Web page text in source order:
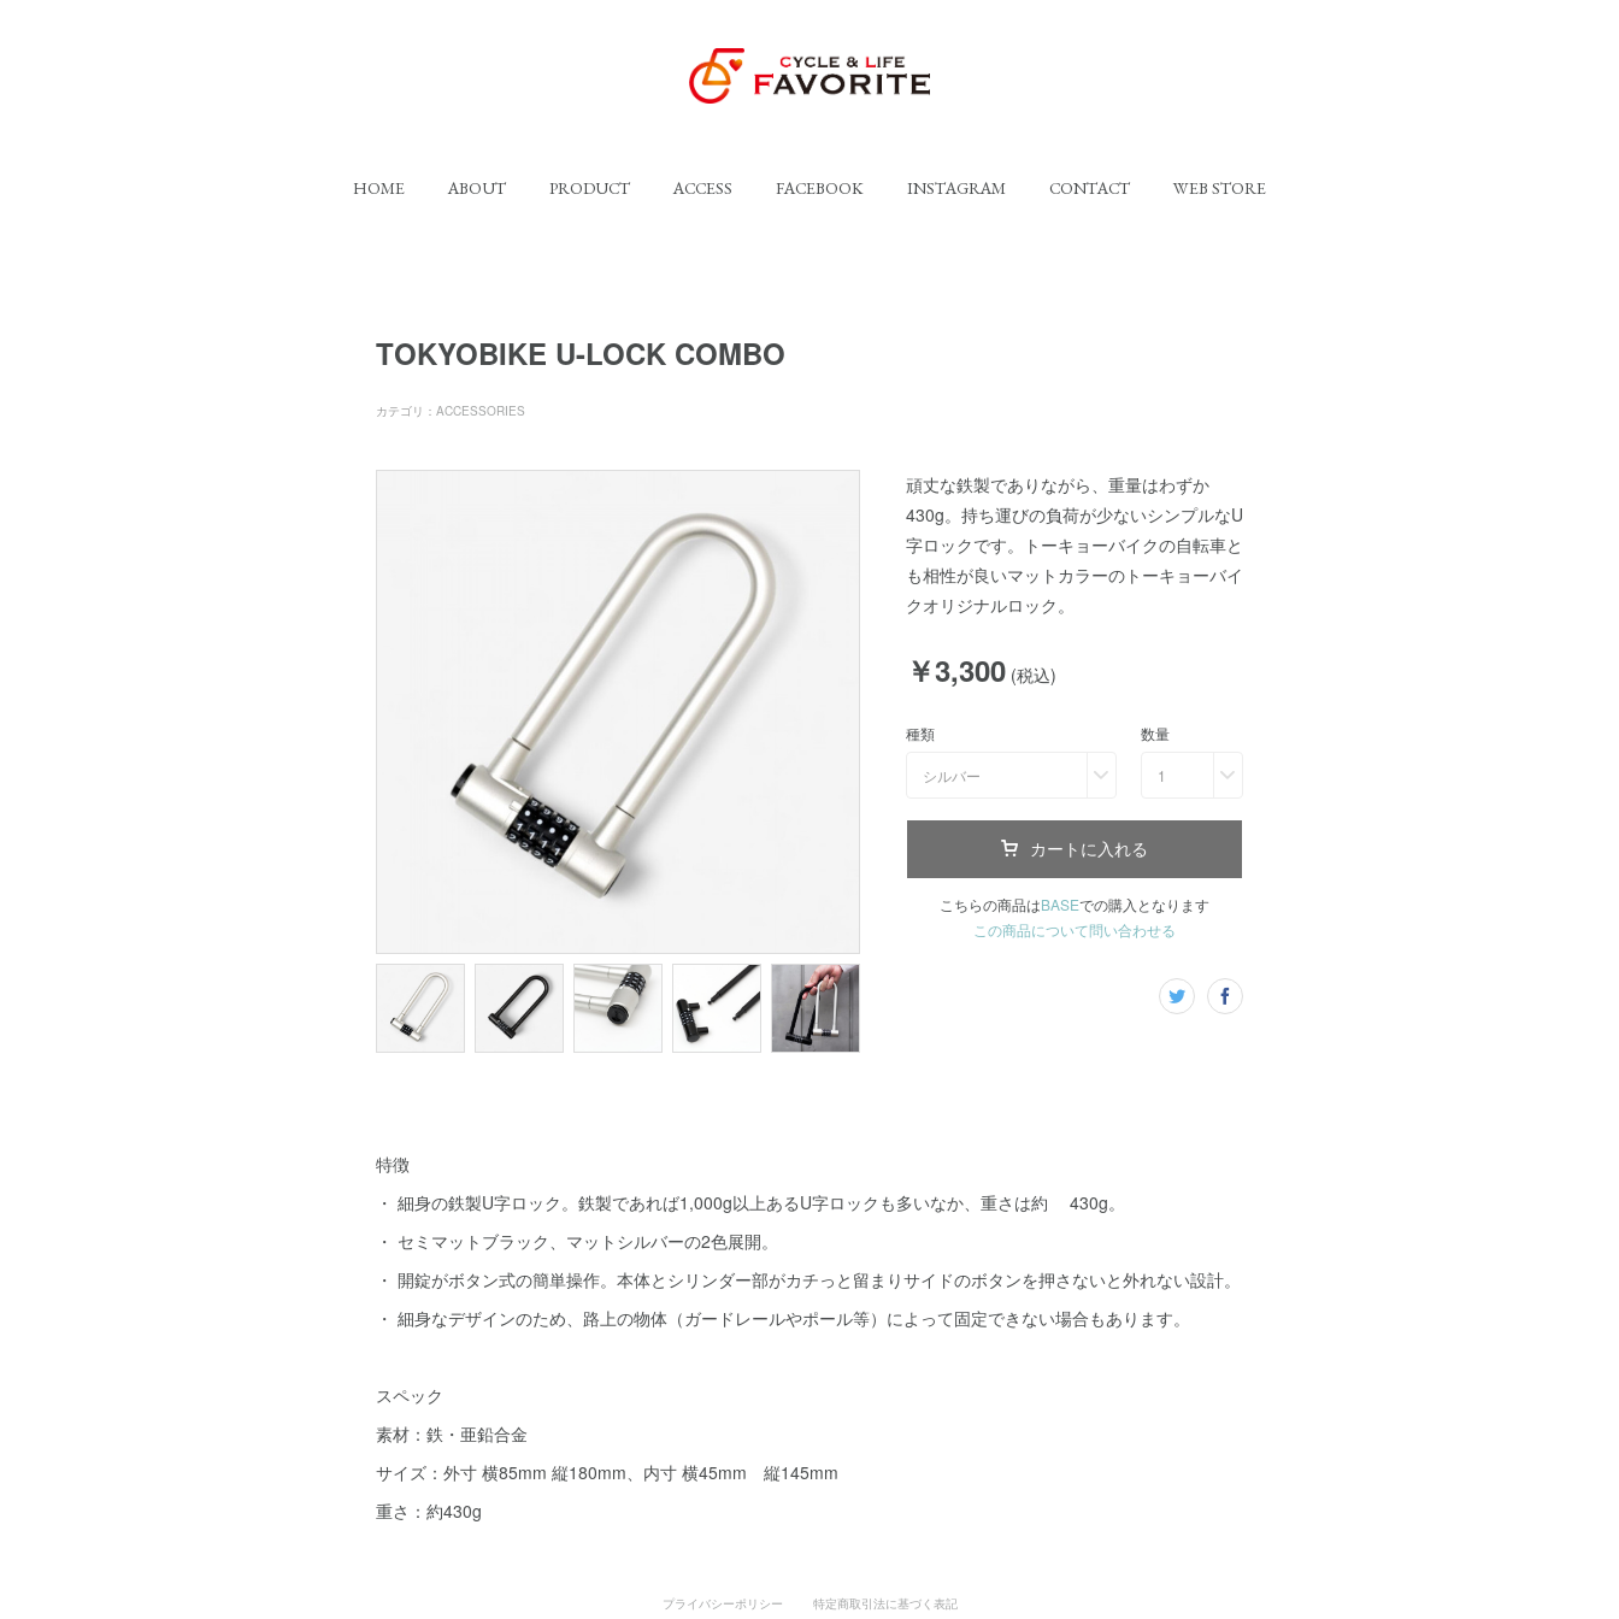
HOME ABOUT PRODUCT ACCESS FACEBOOK INSTAGRAM CONTACT WEB STORE
TOKYOBIKE U-LOCK COMBO
カテゴリ ： ACCESSORIES
頑丈な鉄製でありながら、重量はわずか
430g。持ち運びの負荷が少ないシンプルなU
字ロックです。トーキョーバイクの自転車と
も相性が良いマットカラーのトーキョーバイ
クオリジナルロック。
￥3,300 (税込)
種類
シルバー
数量
1
カートに入れる
こちらの商品はBASEでの購入となります
この商品について問い合わせる
特徴
・ 細身の鉄製U字ロック。鉄製であれば1,000g以上あるU字ロックも多いなか、重さは約 430g。
・ セミマットブラック、マットシルバーの2色展開。
・ 開錠がボタン式の簡単操作。本体とシリンダー部がカチっと留まりサイドのボタンを押さないと外れない設計。
・ 細身なデザインのため、路上の物体（ガードレールやポール等）によって固定できない場合もあります。
スペック
素材：鉄・亜鉛合金
サイズ：外寸 横85mm 縦180mm、内寸 横45mm 縦145mm
重さ：約430g
プライバシーポリシー 特定商取引法に基づく表記